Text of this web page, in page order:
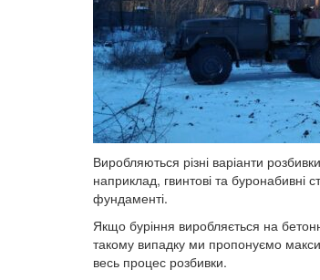
Виробляються різні варіанти
наприклад, гвинтові та буронабивні
фундаменті.
Якщо буріння виробляється на
такому випадку ми пропонуємо
весь процес розбивки.